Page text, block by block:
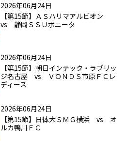
2026年06月24日
【第15節】ＡＳハリマアルビオン
vs 静岡ＳＳＵボニータ
2026年06月24日
【第15節】朝日インテック・ラブリッ
ジ名古屋 vs ＶＯＮＤＳ市原ＦＣレ
ディース
2026年06月24日
【第15節】日体大ＳＭＧ横浜 vs オ
ルカ鴨川ＦＣ